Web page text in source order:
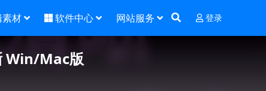
素材 软件中心 网站服务 登录
Win/Mac版